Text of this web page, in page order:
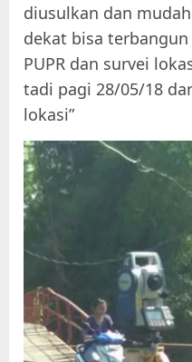
diusulkan dan
dekat bisa
PUPR dan survei
tadi pagi 28/05/18
lokasi”